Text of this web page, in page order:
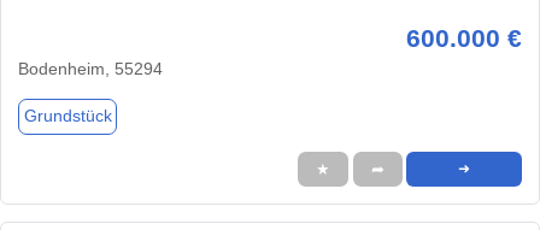
600.000 €
Bodenheim, 55294
Grundstück
★ ➦ ➜